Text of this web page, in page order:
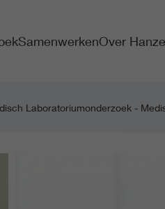
SamenwerkenOver Hanze
Laboratoriumonderzoek -